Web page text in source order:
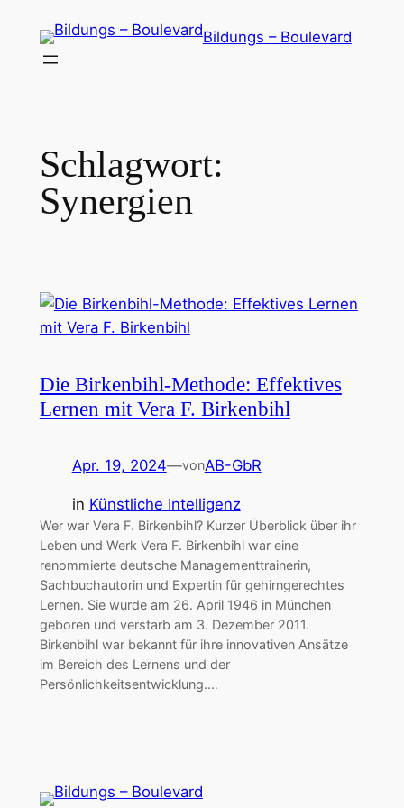
Inhalt
springen
Bildungs – Boulevard
Schlagwort:
Synergien
Die Birkenbihl-Methode: Effektives
Lernen mit Vera F. Birkenbihl
Apr. 19, 2024—vonAB-GbR
in Künstliche Intelligenz
Wer war Vera F. Birkenbihl? Kurzer Überblick über ihr
Leben und Werk Vera F. Birkenbihl war eine
renommierte deutsche Managementtrainerin,
Sachbuchautorin und Expertin für gehirngerechtes
Lernen. Sie wurde am 26. April 1946 in München
geboren und verstarb am 3. Dezember 2011.
Birkenbihl war bekannt für ihre innovativen Ansätze
im Bereich des Lernens und der
Persönlichkeitsentwicklung.…